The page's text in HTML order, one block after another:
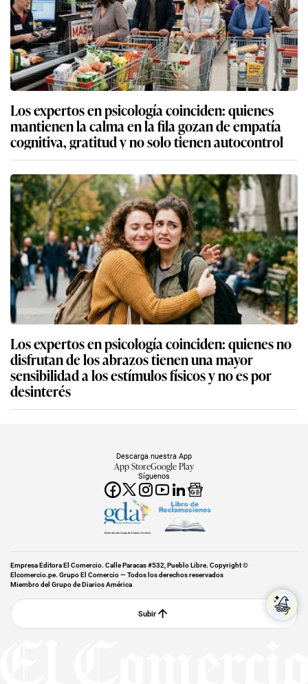
Los expertos en psicología coinciden: quienes
mantienen la calma en la fila gozan de empatía
cognitiva, gratitud y no solo tienen autocontrol
Los expertos en psicología coinciden: quienes no
disfrutan de los abrazos tienen una mayor
sensibilidad a los estímulos físicos y no es por
desinterés
Síguenos
Descarga nuestra App
App StoreGoogle Play
Miembro del Grupo de Diarios América
Empresa Editora El Comercio. Calle Paracas #532, Pueblo Libre. Copyright ©
Elcomercio.pe. Grupo El Comercio — Todos los derechos reservados
Miembro del Grupo de Diarios América
Subir